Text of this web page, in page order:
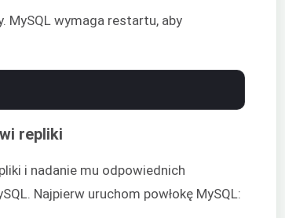
MySQL wymaga restartu, aby
repliki
i nadanie mu odpowiednich
Najpierw uruchom powłokę MySQL: